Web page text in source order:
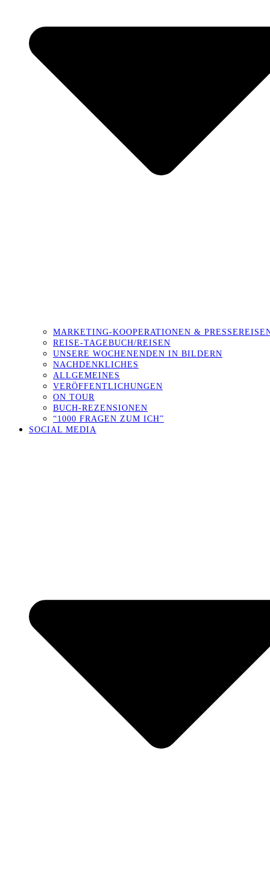
MARKETING-KOOPERATIONEN &
REISE-TAGEBUCH/REISEN
UNSERE WOCHENENDEN IN BILDERN
NACHDENKLICHES
ALLGEMEINES
VERÖFFENTLICHUNGEN
ON TOUR
BUCH-REZENSIONEN
“1000 FRAGEN ZUM ICH”
SOCIAL MEDIA